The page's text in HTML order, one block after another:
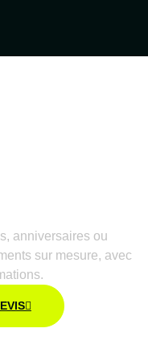
anniversaires ou
sur mesure, avec